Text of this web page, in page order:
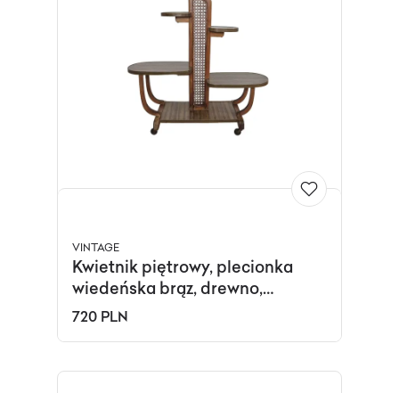
VINTAGE
Kwietnik piętrowy, plecionka
wiedeńska brąz, drewno,
Niemcy, lata 50.
720 PLN